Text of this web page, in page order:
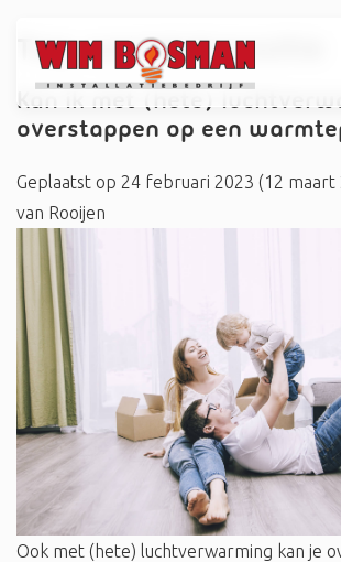
Tag:warmtetransitie
Kan ik met (hete)
overstappen op een
Geplaatst op 24 februari 2023 (12 maart
van Rooijen
Ook met (hete) luchtverwarming kan je